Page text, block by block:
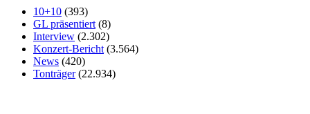
10+10 (393)
GL präsentiert (8)
Interview (2.302)
Konzert-Bericht (3.564)
News (420)
Tonträger(22.934)